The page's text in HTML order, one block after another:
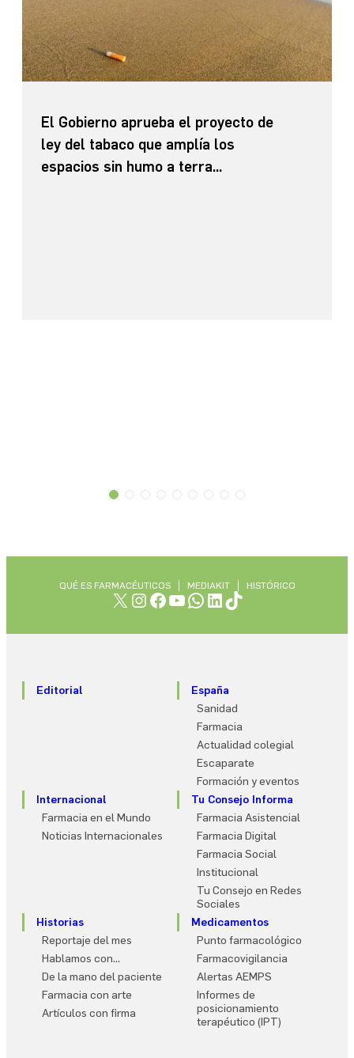
El Gobierno aprueba el proyecto de
ley del tabaco que amplía los
espacios sin humo a terra...
QUÉ ES FARMACÉUTICOS MEDIAKIT HISTÓRICO
X Instagram
Facebook
YouTube
WhatsApp
LinkedIn
TikTok
Editorial
España
Sanidad
Farmacia
Actualidad colegial
Escaparate
Formación y eventos
Internacional
Farmacia en el Mundo
Noticias Internacionales
Tu Consejo Informa
Farmacia Asistencial
Farmacia Digital
Farmacia Social
Institucional
Tu Consejo en Redes
Sociales
Historias
Reportaje del mes
Hablamos con…
De la mano del paciente
Farmacia con arte
Artículos con firma
Medicamentos
Punto farmacológico
Farmacovigilancia
Alertas AEMPS
Informes de
posicionamiento
terapéutico (IPT)